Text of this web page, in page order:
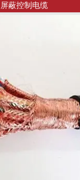
屏蔽控制电缆